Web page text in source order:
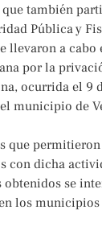
que también
Pública y
llevaron a
por la
ocurrida el 9
municipio de
que
con dicha
obtenidos se
los municipios